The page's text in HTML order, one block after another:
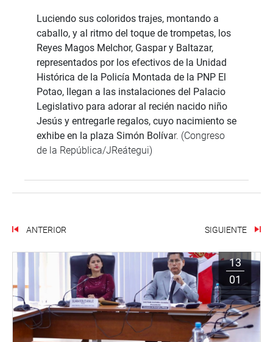
Luciendo sus coloridos trajes, montando a
caballo, y al ritmo del toque de trompetas, los
Reyes Magos Melchor, Gaspar y Baltazar,
representados por los efectivos de la Unidad
Histórica de la Policía Montada de la PNP El
Potao, llegan a las instalaciones del Palacio
Legislativo para adorar al recién nacido niño
Jesús y entregarle regalos, cuyo nacimiento se
exhibe en la plaza Simón Bolívar. (Congreso
de la República/JReátegui)
ANTERIOR SIGUIENTE
13
01